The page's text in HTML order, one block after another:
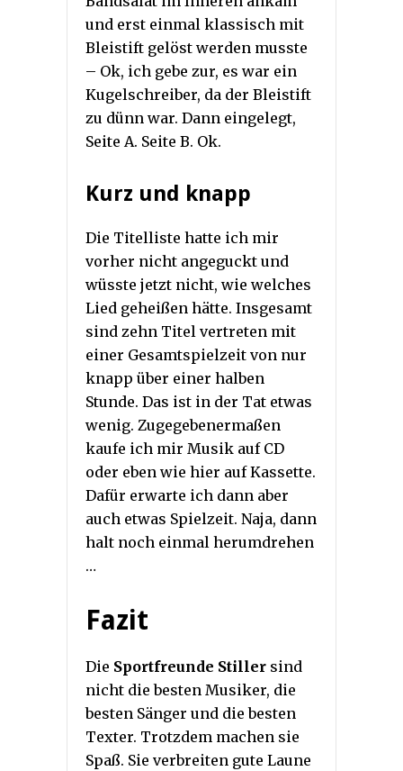
und erst einmal klassisch mit
Bleistift gelöst werden musste
– Ok, ich gebe zur, es war ein
Kugelschreiber, da der Bleistift
zu dünn war. Dann eingelegt,
Seite A. Seite B. Ok.
Kurz und knapp
Die Titelliste hatte ich mir
vorher nicht angeguckt und
wüsste jetzt nicht, wie welches
Lied geheißen hätte. Insgesamt
sind zehn Titel vertreten mit
einer Gesamtspielzeit von nur
knapp über einer halben
Stunde. Das ist in der Tat etwas
wenig. Zugegebenermaßen
kaufe ich mir Musik auf CD
oder eben wie hier auf Kassette.
Dafür erwarte ich dann aber
auch etwas Spielzeit. Naja, dann
halt noch einmal herumdrehen
…
Fazit
Die Sportfreunde Stiller sind
nicht die besten Musiker, die
besten Sänger und die besten
Texter. Trotzdem machen sie
Spaß. Sie verbreiten gute Laune